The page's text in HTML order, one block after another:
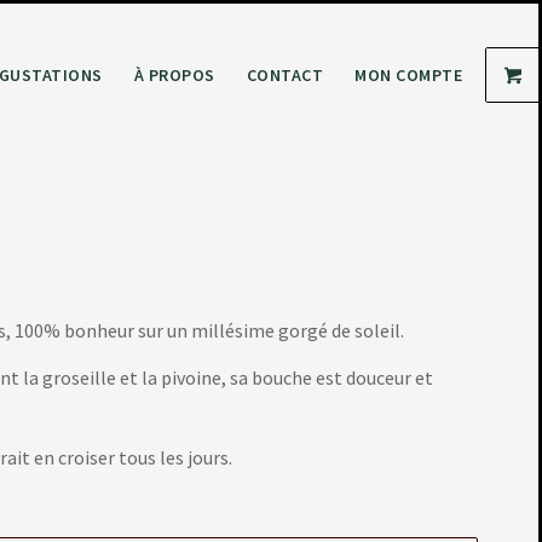
À PROPOS CONTACT MON COMPTE
100% bonheur sur un millésime gorgé de soleil.
la groseille et la pivoine, sa bouche est douceur et
en croiser tous les jours.